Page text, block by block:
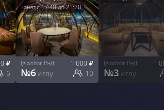
₽
6
igloobar РнД 1
№3 иглу
Занят с17:40до21:20
igloobar РнД 1 000₽
№6 иглу 10